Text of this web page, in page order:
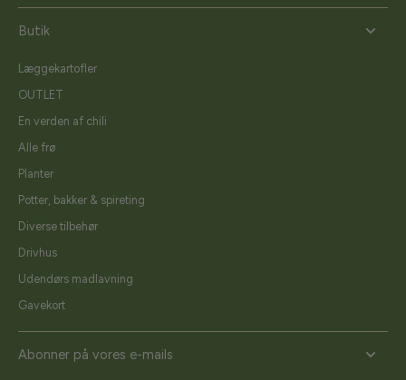
Butik
Læggekartofler
OUTLET
En verden af chili
Alle frø
Planter
Potter, bakker & spireting
Diverse tilbehør
Drivhus
Udendørs madlavning
Gavekort
Abonner på vores e-mails